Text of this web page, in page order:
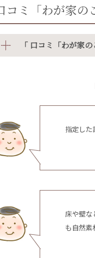
コミ「わが家の
「 口コミ「わが家
指定し
床や壁な
も自然素